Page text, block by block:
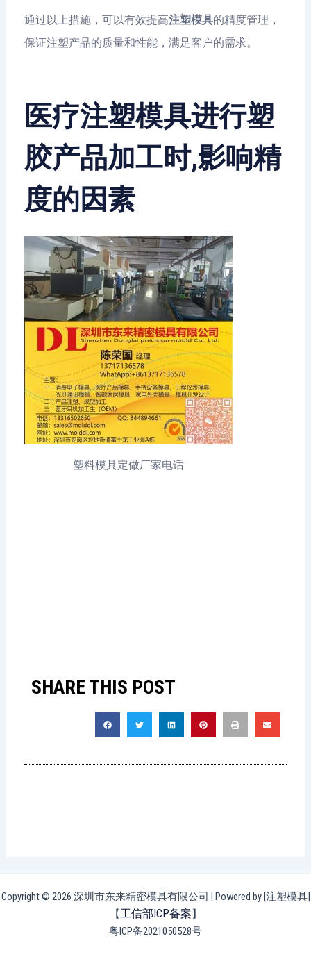
通过以上措施，可以有效提高注塑模具的精度管理，
保证注塑产品的质量和性能，满足客户的需求。
医疗注塑模具进行塑
胶产品加工时,影响精
度的因素
塑料模具定做厂家电话
SHARE THIS POST
Copyright © 2026 深圳市东来精密模具有限公司 | Powered by [注塑模具]
【工信部ICP备案】
粤ICP备2021050528号